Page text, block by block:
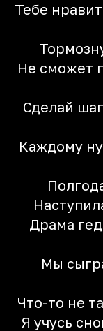
Тебе
Не сможет
Сделай
Каждому
Драма
Мы
Что-то не
Я учусь